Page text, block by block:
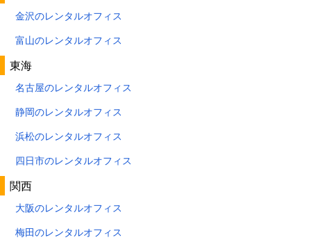
金沢のレンタルオフィス
富山のレンタルオフィス
東海
名古屋のレンタルオフィス
静岡のレンタルオフィス
浜松のレンタルオフィス
四日市のレンタルオフィス
関西
大阪のレンタルオフィス
梅田のレンタルオフィス